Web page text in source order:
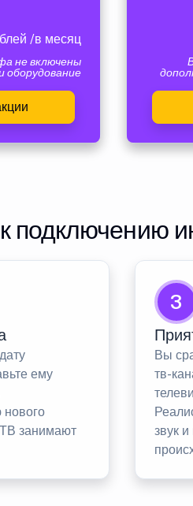
/в месяц
не включены
оборудование
подключению
ему
занимают
3
Вы
тв-
звук